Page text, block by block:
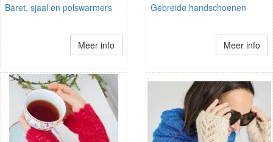
Baret, sjaal en polswarmers
Meer info
Gebreide handschoenen
Meer info